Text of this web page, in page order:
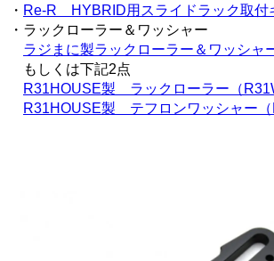
・ Re-R HYBRID用スライドラック取付
・ラックローラー＆ワッシャー
ラジまに製ラックローラー＆ワッシャ
もしくは下記2点
R31HOUSE製 ラックローラー（
R31HOUSE製 テフロンワッシャー（